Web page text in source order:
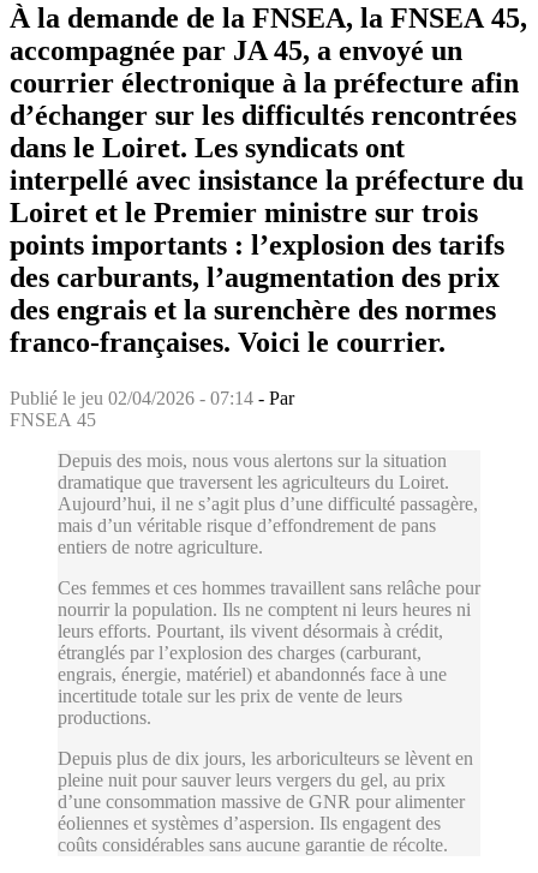
À la demande de la FNSEA, la FNSEA 45,
accompagnée par JA 45, a envoyé un
courrier électronique à la préfecture afin
d’échanger sur les difficultés rencontrées
dans le Loiret. Les syndicats ont
interpellé avec insistance la préfecture du
Loiret et le Premier ministre sur trois
points importants : l’explosion des tarifs
des carburants, l’augmentation des prix
des engrais et la surenchère des normes
franco-françaises. Voici le courrier.
Publié le jeu 02/04/2026 - 07:14 - Par
FNSEA 45
Depuis des mois, nous vous alertons sur la situation
dramatique que traversent les agriculteurs du Loiret.
Aujourd’hui, il ne s’agit plus d’une difficulté passagère,
mais d’un véritable risque d’effondrement de pans
entiers de notre agriculture.
Ces femmes et ces hommes travaillent sans relâche pour
nourrir la population. Ils ne comptent ni leurs heures ni
leurs efforts. Pourtant, ils vivent désormais à crédit,
étranglés par l’explosion des charges (carburant,
engrais, énergie, matériel) et abandonnés face à une
incertitude totale sur les prix de vente de leurs
productions.
Depuis plus de dix jours, les arboriculteurs se lèvent en
pleine nuit pour sauver leurs vergers du gel, au prix
d’une consommation massive de GNR pour alimenter
éoliennes et systèmes d’aspersion. Ils engagent des
coûts considérables sans aucune garantie de récolte.